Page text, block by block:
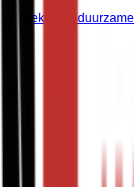
Bekijk de